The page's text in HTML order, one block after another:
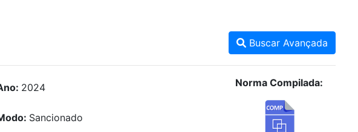
Buscar Avançada
2024
Sancionado
Norma Compilada: